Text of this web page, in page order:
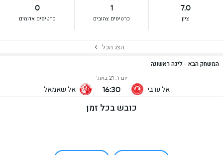
7.0
ציון
1
כרטיסים צהובים
0
כרטיסים אדומים
הצג הכל
המשחק הבא - ליגה ראשונה
אל ערבי
יום ו׳, 21 באוג׳
16:30 אל שאמאל
כובש בכל זמן